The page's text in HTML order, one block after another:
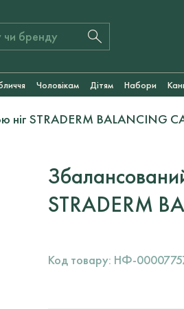
Чоловікам Дітям Набори
ніг STRADERM BALANCING
STRADERM
Код товару: НФ-